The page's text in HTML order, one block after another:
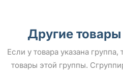
Другие
Если у товара указана
товары этой группы.